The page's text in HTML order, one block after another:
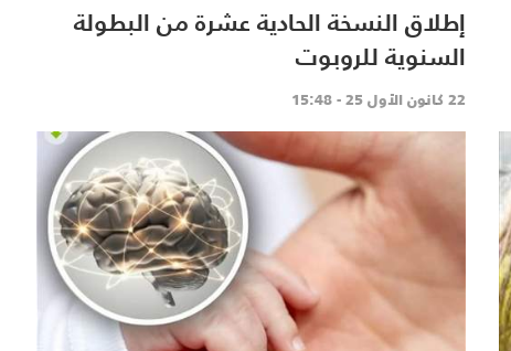
إطلاق النسخة الحادية عشرة من البطولة
السنوية للروبوت
22 كانون الأول 25 - 15:48